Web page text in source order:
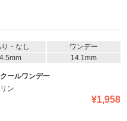
・なし
ワンデー
14.1mm
ールワンデー
ン
¥1,958